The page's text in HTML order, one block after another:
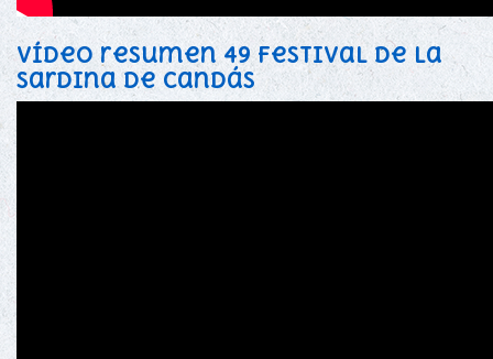
Vídeo resumen 49 festival de la
sardina de Candás